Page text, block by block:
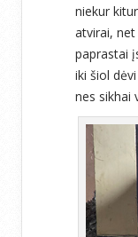
niekur
atvirai, net
paprastai
iki šiol dėvi
nes sikhai